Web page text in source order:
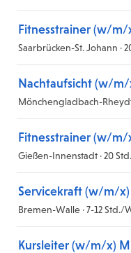
Fitnesstrainer (w/m/
Saarbrücken-St. Johann ·
Nachtaufsicht (w/
Mönchengladbach-Rheydt
Fitnesstrainer (w/m/
Gießen-Innenstadt · 20
Servicekraft (w/m/
Bremen-Walle · 7-12 Std./
Kursleiter (w/m/x)